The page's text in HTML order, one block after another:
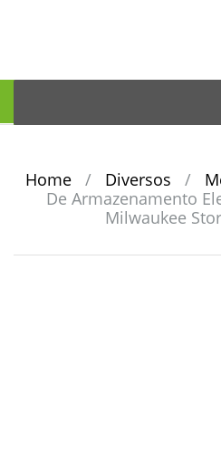
content
Home / Diversos /
De Armazenamento
Milwaukee